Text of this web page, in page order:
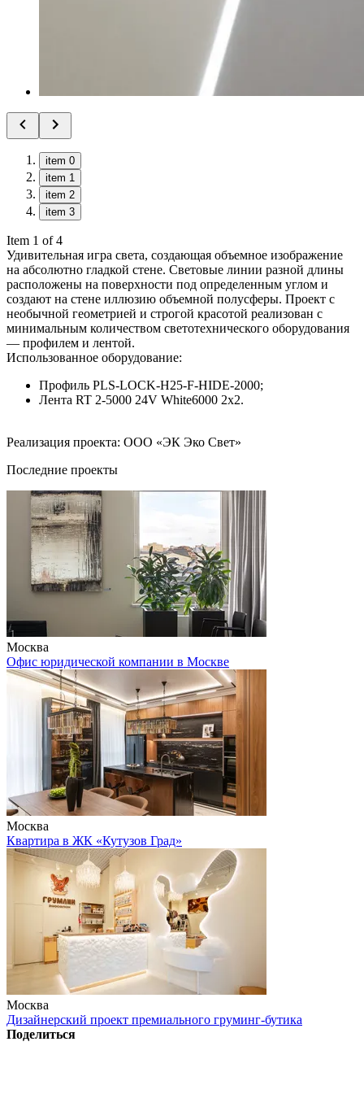
item 0
item 1
item 2
item 3
Item 1 of 4
Удивительная игра света, создающая объемное изображение
на абсолютно гладкой стене. Световые линии разной длины
расположены на поверхности под определенным углом и
создают на стене иллюзию объемной полусферы. Проект с
необычной геометрией и строгой красотой реализован с
минимальным количеством светотехнического оборудования
— профилем и лентой.
Использованное оборудование:
Профиль PLS-LOCK-H25-F-HIDE-2000;
Лента RT 2-5000 24V White6000 2x2.
Реализация проекта: ООО «ЭК Эко Свет»
Последние проекты
Москва
Офис юридической компании в Москве
Москва
Квартира в ЖК «Кутузов Град»
Москва
Дизайнерский проект премиального груминг-бутика
Поделиться